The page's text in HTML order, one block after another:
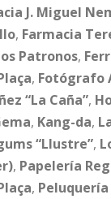
J. Miguel
, Farmacia
Patronos,
, Fotógrafo
“La Caña”,
, Kang-da,
“Llustre”,
, Papelería
,